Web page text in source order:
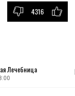
звука
4316
Лечебница